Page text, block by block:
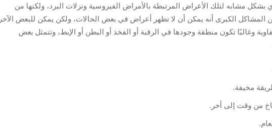
مشابه لتلك الأعراض المرتبطة بالأمراض الفيروسية ونزلات البرد، ولكنها من
المشاكل الكبرى أنه يمكن أن لا تظهر أعراض في بعض الحالات، ولكن يمكن للبعض الآخر
وغالبًا تكون منطقة وجودها في الرقبة أو الفخذ أو البطن أو الإبط، وتتمثل بعض
مخيفة.
من وقت إلى أخر.